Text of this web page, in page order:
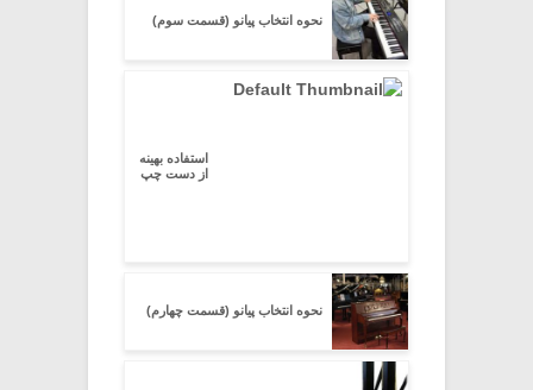
نحوه انتخاب پیانو (قسمت سوم)
استفاده بهینه
از دست چپ
نحوه انتخاب پیانو (قسمت چهارم)